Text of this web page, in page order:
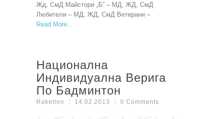
Жд, СмД Майстори „Б” – МД, ЖД, СмД
Любители – МД, ЖД, СмД Ветерани –
Read More
Национална
Индивидуална Верига
По Бадминтон
Raketlon 14.02.2013 0 Comments